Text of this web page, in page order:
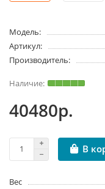
Модель:
Артикул:
Производитель:
40480р.
В
Вес